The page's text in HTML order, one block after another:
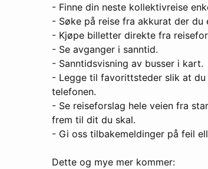
- Finne din neste kollektivreise
- Søke på reise fra akkurat der du
- Kjøpe billetter direkte fra
- Se avganger i sanntid.
- Sanntidsvisning av busser i kart.
- Legge til favorittsteder slik at
telefonen.
- Se reiseforslag hele veien fra
frem til dit du skal.
- Gi oss tilbakemeldinger på feil
Dette og mye mer kommer: